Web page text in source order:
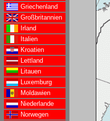
Griechenland
Großbritannien
Irland
Italien
Kroatien
Lettland
Litauen
Luxemburg
Moldawien
Niederlande
Norwegen